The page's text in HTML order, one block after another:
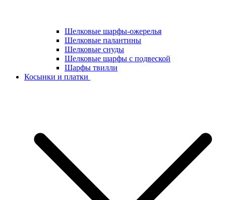
Шелковые шарфы-ожерелья
Шелковые палантины
Шелковые снуды
Шелковые шарфы с подвеской
Шарфы твилли
Косынки и платки